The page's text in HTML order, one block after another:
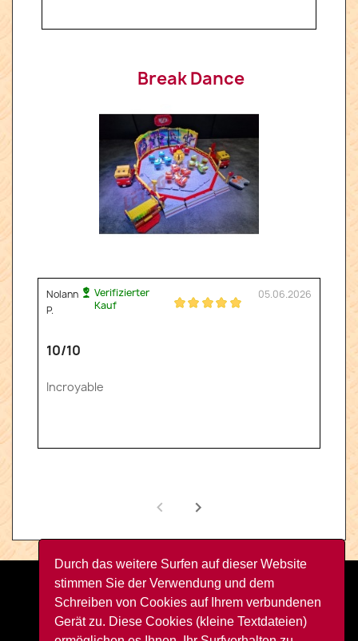
Durch das weitere Surfen auf dieser Website
stimmen Sie der Verwendung und dem
Schreiben von Cookies auf Ihrem verbundenen
Gerät zu. Diese Cookies (kleine Textdateien)
Break Dance
Nolann
P.
Verifizierter
Kauf
05.06.2026
10/10
Incroyable
FacebookYouTubeInstagram
TikTok